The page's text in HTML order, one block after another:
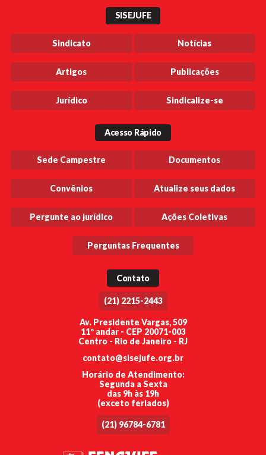
SISEJUFE
Sindicato Notícias
Artigos Publicações
Jurídico Sindicalize-se
Acesso Rápido
Sede Campestre Documentos
Convênios Atualize seus dados
Pergunte ao jurídico Ações Coletivas
Perguntas Frequentes
Contato
(21) 2215-2443
Av. Presidente Vargas, 509
11º andar - CEP 20071-003
Centro - Rio de Janeiro - RJ
contato@sisejufe.org.br
Horário de Atendimento:
Segunda a Sexta
das 9h às 19h
(exceto feriados)
(21) 96784-6781